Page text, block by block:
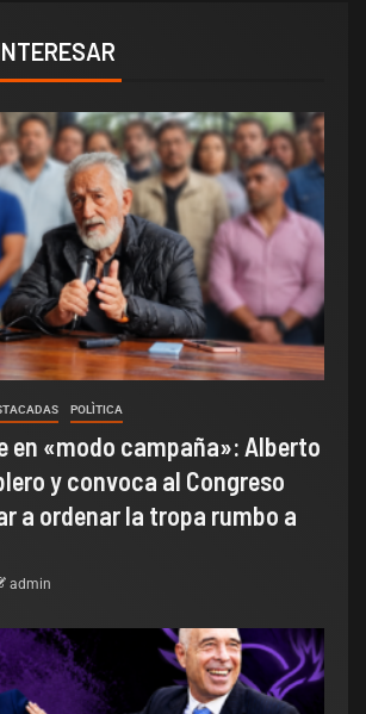
POLÌTICA
en «modo campaña»: Alberto
y convoca al Congreso
a ordenar la tropa rumbo a
admin